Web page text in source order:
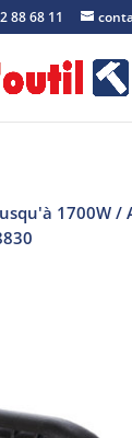
88 68 11
1700W/